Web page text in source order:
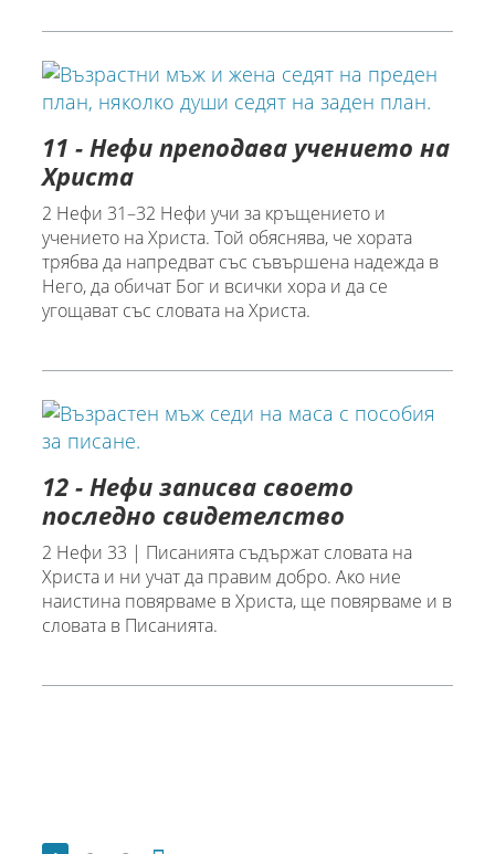
11 - Нефи преподава учението на
Христа
2 Нефи 31–32 Нефи учи за кръщението и
учението на Христа. Той обяснява, че хората
трябва да напредват със съвършена надежда в
Него, да обичат Бог и всички хора и да се
угощават със словата на Христа.
12 - Нефи записва своето
последно свидетелство
2 Нефи 33 | Писанията съдържат словата на
Христа и ни учат да правим добро. Ако ние
наистина повярваме в Христа, ще повярваме и в
словата в Писанията.